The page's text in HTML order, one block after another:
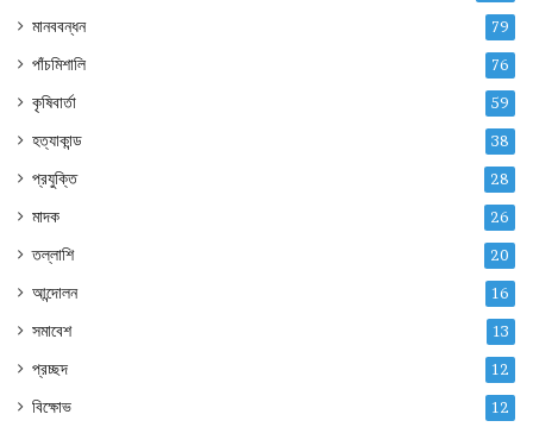
মানববন্ধন 79
পাঁচমিশালি 76
কৃষিবার্তা 59
হত্যাকান্ড 38
প্রযুক্তি 28
মাদক 26
তল্লাশি 20
আন্দোলন 16
সমাবেশ 13
প্রচ্ছদ 12
বিক্ষোভ 12